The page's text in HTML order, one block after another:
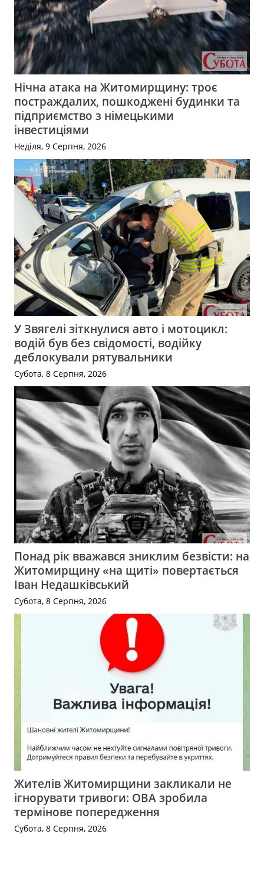
Нічна атака на Житомирщину: троє
постраждалих, пошкоджені будинки та
підприємство з німецькими
інвестиціями
Неділя, 9 Серпня, 2026
У Звягелі зіткнулися авто і мотоцикл:
водій був без свідомості, водійку
деблокували рятувальники
Субота, 8 Серпня, 2026
Понад рік вважався зниклим безвісти: на
Житомирщину «на щиті» повертається
Іван Недашківський
Субота, 8 Серпня, 2026
Жителів Житомирщини закликали не
ігнорувати тривоги: ОВА зробила
термінове попередження
Субота, 8 Серпня, 2026